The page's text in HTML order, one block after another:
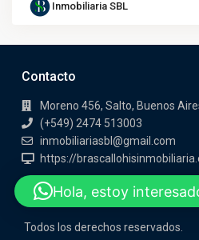
Inmobiliaria SBL
Contacto
Moreno 456, Salto, Buenos
(+549) 2474 513003
inmobiliariasbl@gmail.com
https://
Todos los derechos reservados.
Hola, estoy